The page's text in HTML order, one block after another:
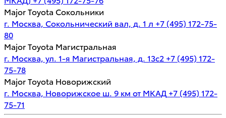
Major Toyota Сокольники
г. Москва, Сокольнический вал, д. 1 л +7 (495) 172-75-
80
Major Toyota Магистральная
г. Москва, ул. 1-я Магистральная, д. 13с2 +7 (495) 172-
75-78
Major Toyota Новорижский
г. Москва, Новорижское ш. 9 км от МКАД +7 (495) 172-
75-71